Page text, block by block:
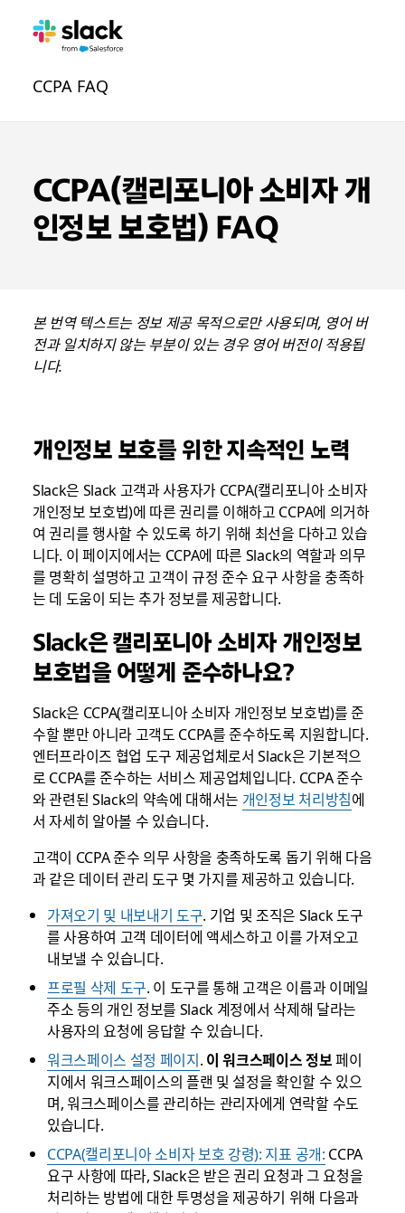
CCPA(캘리포니아 소비자 개
인정보 보호법) FAQ
추
CCPA FAQ페
본 번역 텍스트는 정보 제공 목적으로만 사용되며, 영어 버
전과 일치하지 않는 부분이 있는 경우 영어 버전이 적용됩
니다.
개인정보 보호를 위한 지속적인 노력
Slack은 Slack 고객과 사용자가 CCPA(캘리포니아 소비자
개인정보 보호법)에 따른 권리를 이해하고 CCPA에 의거하
여 권리를 행사할 수 있도록 하기 위해 최선을 다하고 있습
니다. 이 페이지에서는 CCPA에 따른 Slack의 역할과 의무
를 명확히 설명하고 고객이 규정 준수 요구 사항을 충족하
는 데 도움이 되는 추가 정보를 제공합니다.
Slack은 캘리포니아 소비자 개인정보
보호법을 어떻게 준수하나요?
Slack은 CCPA(캘리포니아 소비자 개인정보 보호법)를 준
수할 뿐만 아니라 고객도 CCPA를 준수하도록 지원합니다.
엔터프라이즈 협업 도구 제공업체로서 Slack은 기본적으
로 CCPA를 준수하는 서비스 제공업체입니다. CCPA 준수
와 관련된 Slack의 약속에 대해서는 개인정보 처리방침에
서 자세히 알아볼 수 있습니다.
고객이 CCPA 준수 의무 사항을 충족하도록 돕기 위해 다음
과 같은 데이터 관리 도구 몇 가지를 제공하고 있습니다.
가져오기 및 내보내기 도구. 기업 및 조직은 Slack 도구
를 사용하여 고객 데이터에 액세스하고 이를 가져오고
내보낼 수 있습니다.
프로필 삭제 도구. 이 도구를 통해 고객은 이름과 이메일
주소 등의 개인 정보를 Slack 계정에서 삭제해 달라는
사용자의 요청에 응답할 수 있습니다.
워크스페이스 설정 페이지. 이 워크스페이스 정보페이
지에서 워크스페이스의 플랜 및 설정을 확인할 수 있으
며, 워크스페이스를 관리하는 관리자에게 연락할 수도
있습니다.
CCPA(캘리포니아 소비자 보호 강령): 지표 공개: CCPA
요구 사항에 따라, Slack은 받은 권리 요청과 그 요청을
처리하는 방법에 대한 투명성을 제공하기 위해 다음과